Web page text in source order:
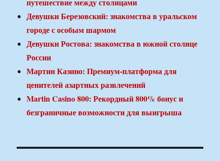
Девушки Березовский: знакомства в уральском
городе с особым шармом
Девушки Ростова: знакомства в южной столице
России
Мартин Казино: Премиум-платформа для
ценителей азартных развлечений
Martin Casino 800: Рекордный 800% бонус и
безграничные возможности для выигрыша